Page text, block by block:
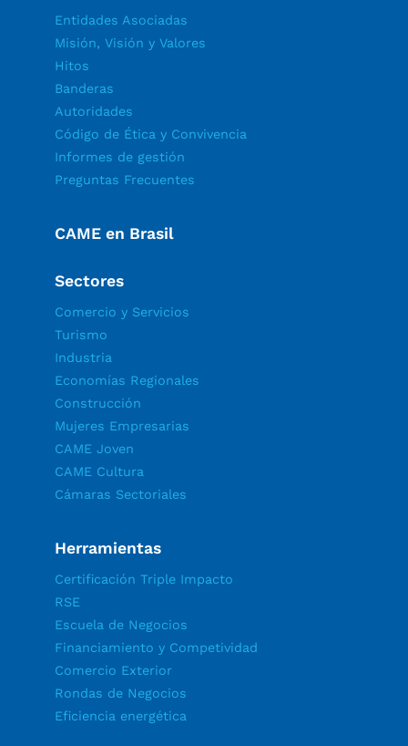
Entidades Asociadas
Misión, Visión y Valores
Hitos
Banderas
Autoridades
Código de Ética y Convivencia
Informes de gestión
Preguntas Frecuentes
CAME en Brasil
Sectores
Comercio y Servicios
Turismo
Industria
Economías Regionales
Construcción
Mujeres Empresarias
CAME Joven
CAME Cultura
Cámaras Sectoriales
Herramientas
Certificación Triple Impacto
RSE
Escuela de Negocios
Financiamiento y Competividad
Comercio Exterior
Rondas de Negocios
Eficiencia energética